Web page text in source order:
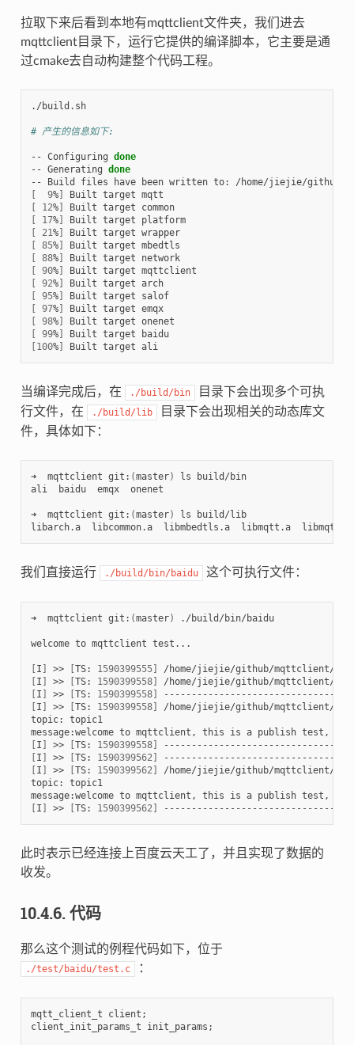
拉取下来后看到本地有mqttclient文件夹，我们进去
mqttclient目录下，运行它提供的编译脚本，它主要是通
过cmake去自动构建整个代码工程。
./build.sh
# 产生的信息如下:
-- Configuring done
-- Generating done
[ 9%]
[
12%]
Built target common
[
17%]
Built target platform
[
21%]
Built target wrapper
[ 85%]
[ 88%]
Built target network
[ 90%]
[ 92%]
Built target arch
[ 95%]
Built target salof
[ 97%]
Built target emqx
[ 98%]
[ 99%]
Built target baidu
[100%]
当编译完成后，在 ./build/bin
目录下会出现多个可执
行文件，在
./build/lib
目录下会出现相关的动态库文
件，具体如下：
➜  mqttclient git: (master)
ls build/bin
ali  baidu  emqx  onenet
➜  mqttclient git: (master) ls build/lib
我们直接运行 ./build/bin/baidu 这个可执行文件：
➜  mqttclient git: (master) ./build/bin/baidu
welcome to mqttclient test...
[I ] >> [TS: 1590399555]
/home/jiejie/github/mqttclient/
[I ] >> [TS: 1590399558]
/home/jiejie/github/mqttclient/
[I ] >> [TS: 1590399558]
[I ] >> [TS: 1590399558]
/home/jiejie/github/mqttclient/
topic: topic1
message:welcome to mqttclient, this is a publish test, a
[I ] >> [TS: 1590399558]
[I ] >> [TS: 1590399562 ]
[I ] >> [TS: 1590399562 ]
/home/jiejie/github/mqttclient/
topic: topic1
message:welcome to mqttclient, this is a publish test, a
[I ] >> [TS: 1590399562 ]
此时表示已经连接上百度云天工了，并且实现了数据的
收发。
10.4.6. 代码
那么这个测试的例程代码如下，位于
./test/baidu/test.c ：
mqtt_client_t client ;
client_init_params_t
init_params ;